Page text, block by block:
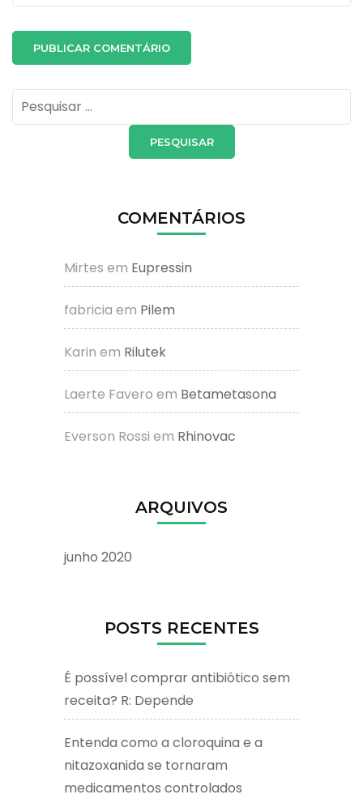
Pesquisar
por:
COMENTÁRIOS
Mirtes em Eupressin
fabricia em Pilem
Karin em Rilutek
Laerte Favero em Betametasona
Everson Rossi em Rhinovac
ARQUIVOS
junho 2020
POSTS RECENTES
É possível comprar antibiótico sem
receita? R: Depende
Entenda como a cloroquina e a
nitazoxanida se tornaram
medicamentos controlados